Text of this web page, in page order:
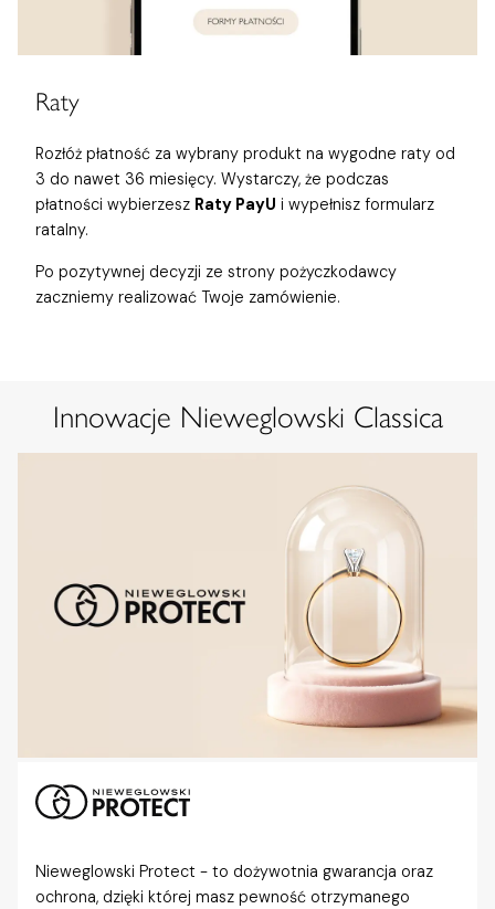
Raty
Rozłóż płatność za wybrany produkt na wygodne raty od
3 do nawet 36 miesięcy. Wystarczy, że podczas
płatności wybierzesz Raty PayU i wypełnisz formularz
ratalny.
Po pozytywnej decyzji ze strony pożyczkodawcy
zaczniemy realizować Twoje zamówienie.
Innowacje Nieweglowski Classica
Nieweglowski Protect - to dożywotnia gwarancja oraz
ochrona, dzięki której masz pewność otrzymanego